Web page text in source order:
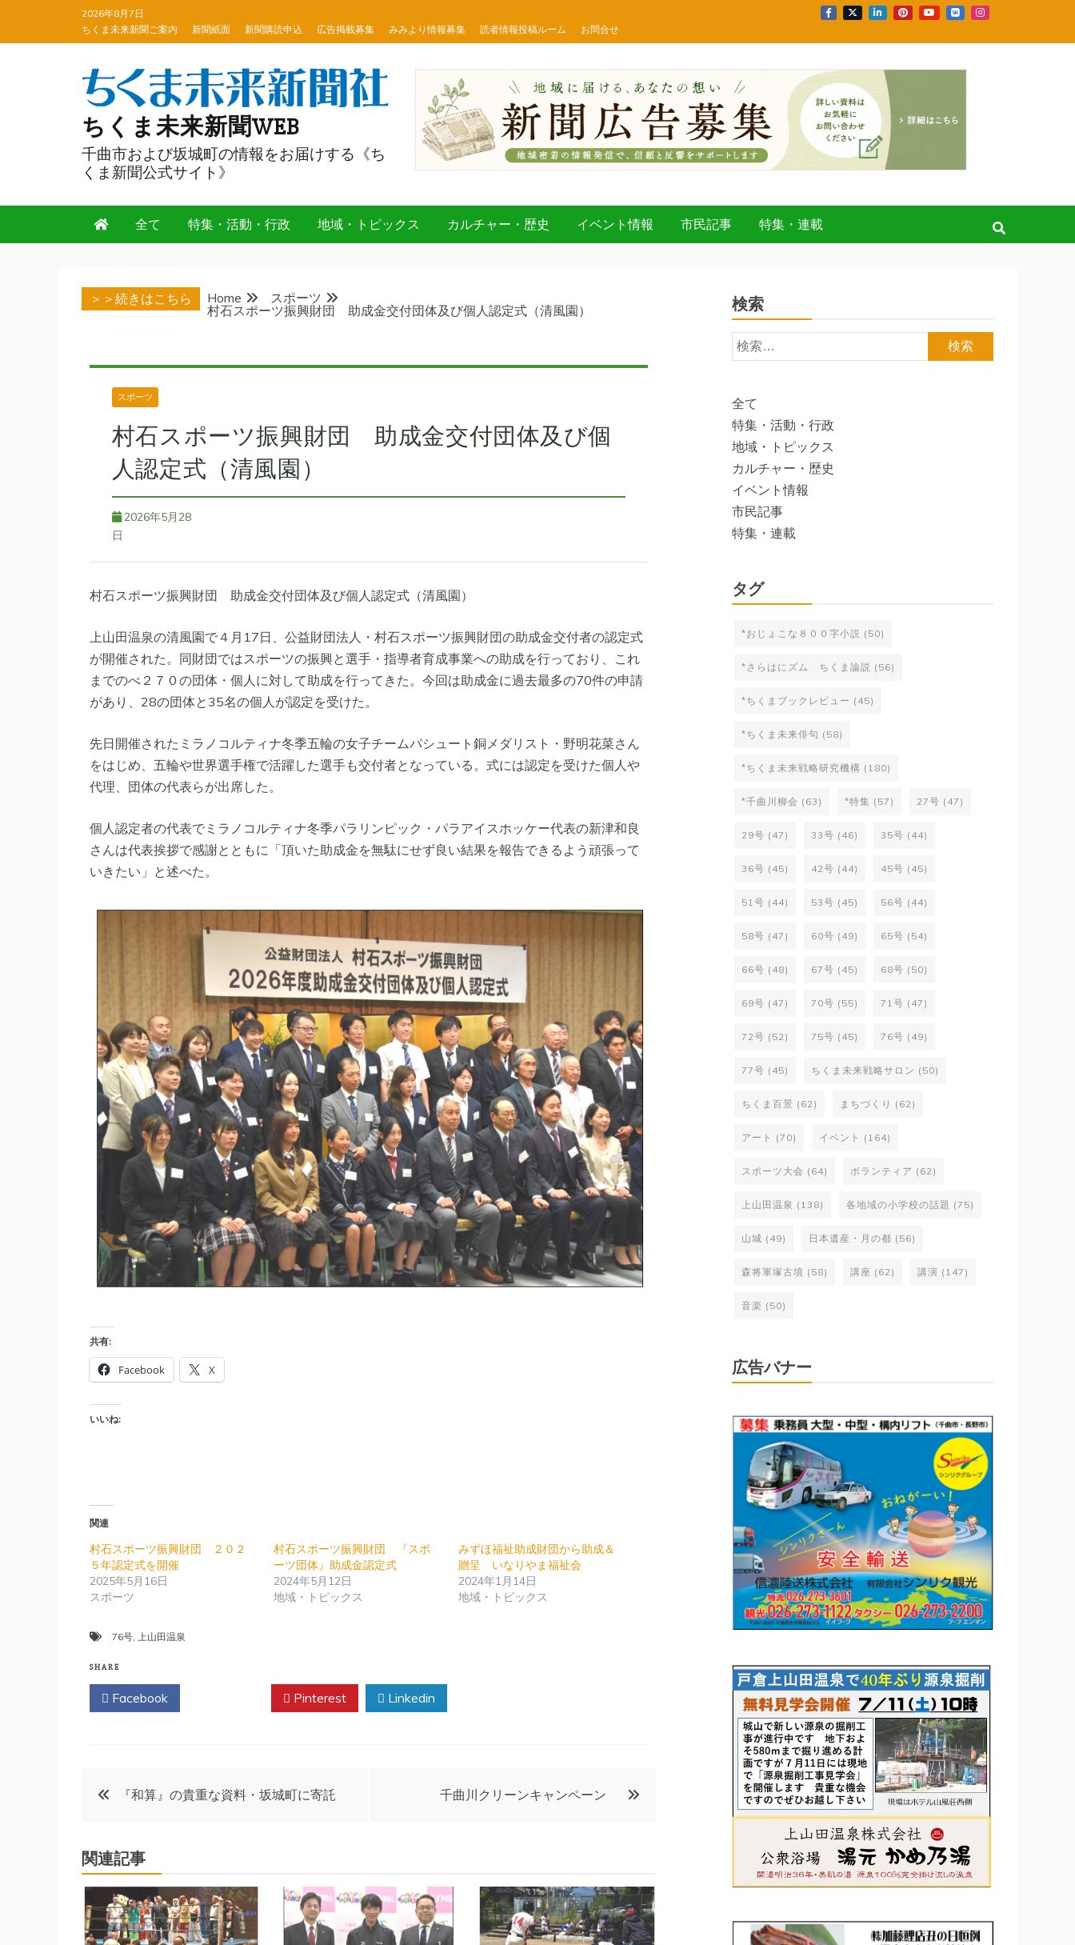
2026年8月7日
ちくま未来新聞ご案内
新聞紙面 新聞購読申込 広告掲載募集 みみより情報募集 読者情報投稿ルーム お問合せ
ちくま未来新聞WEB
千曲市および坂城町の情報をお届けする《ち
くま新聞公式サイト》
全て 特集・活動・行政 地域・トピックス カルチャー・歴史 イベント情報 市民記事 特集・連載
＞＞続きはこちら Home
スポーツ
村石スポーツ振興財団 助成金交付団体及び個人認定式（清風園）
スポーツ
村石スポーツ振興財団 助成金交付団体及び個
人認定式（清風園）
2026年5月28
日
村石スポーツ振興財団 助成金交付団体及び個人認定式（清風園）
上山田温泉の清風園で４月17日、公益財団法人・村石スポーツ振興財団の助成金交付者の認定式
が開催された。同財団ではスポーツの振興と選手・指導者育成事業への助成を行っており、これ
までのべ２７０の団体・個人に対して助成を行ってきた。今回は助成金に過去最多の70件の申請
があり、28の団体と35名の個人が認定を受けた。
先日開催されたミラノコルティナ冬季五輪の女子チームパシュート銅メダリスト・野明花菜さん
をはじめ、五輪や世界選手権で活躍した選手も交付者となっている。式には認定を受けた個人や
代理、団体の代表らが出席した。
個人認定者の代表でミラノコルティナ冬季パラリンピック・パラアイスホッケー代表の新津和良
さんは代表挨拶で感謝とともに「頂いた助成金を無駄にせず良い結果を報告できるよう頑張って
いきたい」と述べた。
共有:
Facebook X
いいね:
関連
村石スポーツ振興財団 ２０２
５年認定式を開催
2025年5月16日
スポーツ
村石スポーツ振興財団 『スポ
ーツ団体』助成金認定式
2024年5月12日
地域・トピックス
みずほ福祉助成財団から助成＆
贈呈 いなりやま福祉会
2024年1月14日
地域・トピックス
76号, 上山田温泉
SHARE
Facebook Pinterest Linkedin
投
ナ
ビ
『和算』の貴重な資料・坂城町に寄託 千曲川クリーンキャンペーン
関連記事
検索
検
索:
全て
特集・活動・行政
地域・トピックス
カルチャー・歴史
イベント情報
市民記事
特集・連載
タグ
*おじょこな８００字小説 (50)
*さらはにズム ちくま論説 (56)
*ちくまブックレビュー (45)
*ちくま未来俳句 (58)
*ちくま未来戦略研究機構 (180)
*千曲川柳会 (63) *特集 (57) 27号 (47)
29号 (47) 33号 (46) 35号 (44)
36号 (45) 42号 (44) 45号 (45)
51号 (44) 53号 (45) 56号 (44)
58号 (47) 60号 (49) 65号 (54)
66号 (48) 67号 (45) 68号 (50)
69号 (47) 70号 (55) 71号 (47)
72号 (52) 75号 (45) 76号 (49)
77号 (45) ちくま未来戦略サロン (50)
ちくま百景 (62) まちづくり (62)
アート (70) イベント (164)
スポーツ大会 (64) ボランティア (62)
上山田温泉 (138) 各地域の小学校の話題 (75)
山城 (49) 日本遺産・月の都 (56)
森将軍塚古墳 (58) 講座 (62) 講演 (147)
音楽 (50)
広告バナー